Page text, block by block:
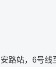
路站，6号线